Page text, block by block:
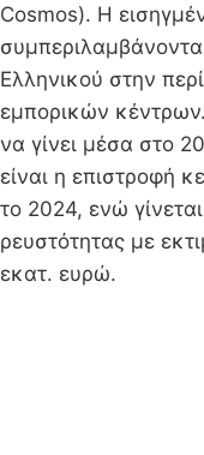
Cosmos). Η
Ελληνικού στην
εμπορικών
να γίνει μέσα στο
είναι η επιστροφή
το 2024, ενώ
ρευστότητας με
εκατ. ευρώ.